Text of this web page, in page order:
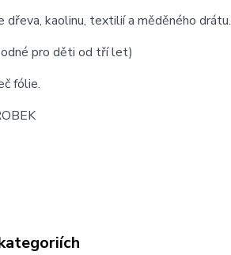
dřeva, kaolinu, textilií a měděného drátu.
pro děti od tří let)
fólie.